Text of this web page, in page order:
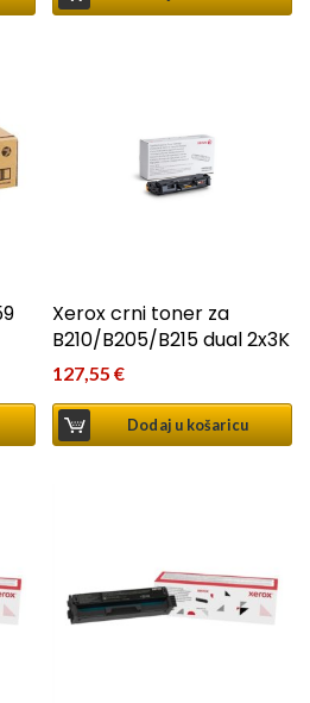
Xerox crni toner za
B210/B205/B215 dual 2x3K
127,55€
Dodaj u košaricu